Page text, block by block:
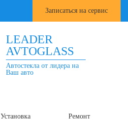
Записаться на сервис
LEADER
AVTOGLASS
Автостекла от лидера на
Ваш авто
Установка Ремонт